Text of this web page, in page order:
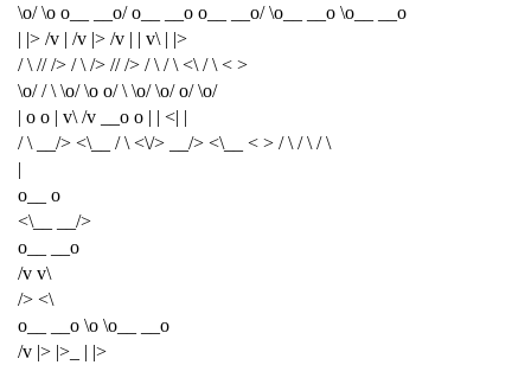
\o/ \o o__ __o/ o__ __o o__ __o/ \o__ __o \o__ __o
| |> /v | /v |> /v | | v\ | |>
/ \ // /> / \ /> // /> / \ / \ <\ / \ < >
\o/ / \ \o/ \o o/ \ \o/ \o/ o/ \o/
| o o | v\ /v __o o | | <| |
/ \ __/> <\__ / \ <\/> __/> <\__ < > / \ / \ / \
|
o__ o
<\__ __/>
o__ __o
/v v\
/> <\
o__ __o \o \o__ __o
/v |> |>_ | |>